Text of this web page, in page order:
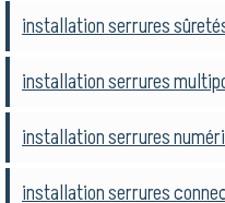
installation serrures
installation serrures
installation serrures
installation serrures